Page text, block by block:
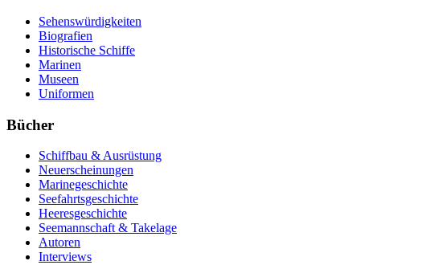
Sehenswürdigkeiten
Biografien
Historische Schiffe
Marinen
Museen
Uniformen
Bücher
Schiffbau & Ausrüstung
Neuerscheinungen
Marinegeschichte
Seefahrtsgeschichte
Heeresgeschichte
Seemannschaft & Takelage
Autoren
Interviews